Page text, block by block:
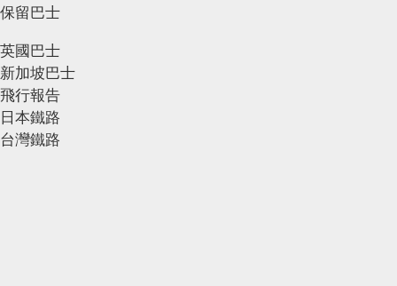
保留巴士
英國巴士
新加坡巴士
飛行報告
日本鐵路
台灣鐵路